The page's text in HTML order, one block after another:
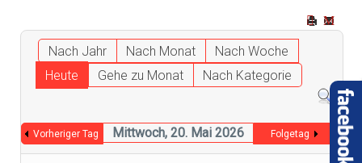
Nach Jahr Nach Monat
Nach Woche
Heute
Gehe zu Monat Nach Kategorie
Vorheriger Tag Mittwoch, 20. Mai 2026 Folgetag